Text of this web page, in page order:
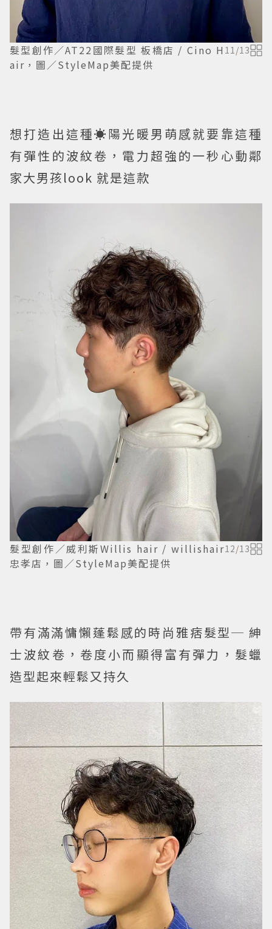
髮型創作／AT22國際髮型 板橋店 / Cino H
air，圖／StyleMap美配提供
11/13
想打造出這種☀陽光暖男萌感就要靠這種
有彈性的波紋卷，電力超強的一秒心動鄰
家大男孩look 就是這款
髮型創作／威利斯Willis hair / willishair
忠孝店，圖／StyleMap美配提供
12/13
帶有滿滿慵懶蓬鬆感的時尚雅痞髮型─ 紳
士波紋卷，卷度小而顯得富有彈力，髮蠟
造型起來輕鬆又持久